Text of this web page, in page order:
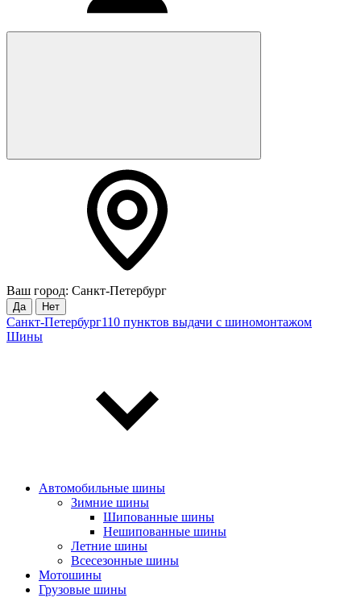
Ваш город: Санкт-Петербург
Да Нет
Санкт-Петербург110 пунктов выдачи с шиномонтажом
Шины
Автомобильные шины
Зимние шины
Шипованные шины
Нешипованные шины
Летние шины
Всесезонные шины
Мотошины
Грузовые шины